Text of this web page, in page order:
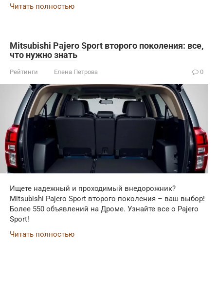
Читать полностью
Mitsubishi Pajero Sport второго поколения: все,
что нужно знать
Рейтинги Елена Петрова 0
Ищете надежный и проходимый внедорожник?
Mitsubishi Pajero Sport второго поколения – ваш выбор!
Более 550 объявлений на Дроме. Узнайте все о Pajero
Sport!
Читать полностью